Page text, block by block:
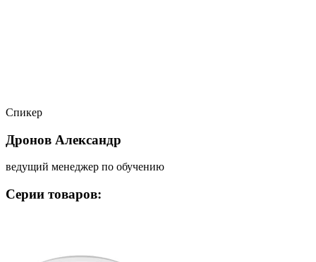
Спикер
Дронов Александр
ведущий менеджер по обучению
Серии товаров: